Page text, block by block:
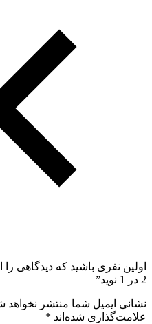
اولین نفری باشید که دیدگاهی
2 در 1 نوید”
نشانی ایمیل شما منتشر نخواهد
علامت‌گذاری شده‌اند *